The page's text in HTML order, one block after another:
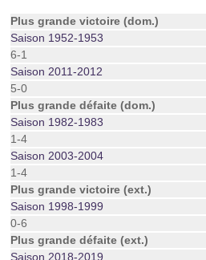
Plus grande victoire (dom.)
Saison 1952-1953
6-1
Saison 2011-2012
5-0
Plus grande défaite (dom.)
Saison 1982-1983
1-4
Saison 2003-2004
1-4
Plus grande victoire (ext.)
Saison 1998-1999
0-6
Plus grande défaite (ext.)
Saison 2018-2019